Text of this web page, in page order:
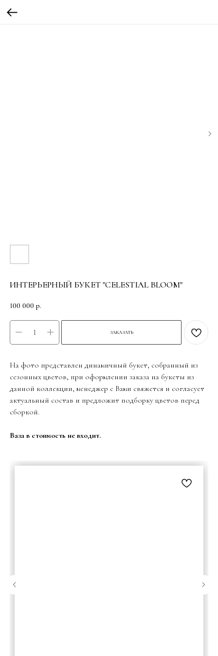
ИНТЕРЬЕРНЫЙ БУКЕТ "CELESTIAL BLOOM"
100 000 р.
ЗАКАЗАТЬ
На фото представлен динамичный букет, собранный из
сезонных цветов, при оформлении заказа на букеты из
данной коллекции, менеджер с Вами свяжется и согласует
актуальный состав и предложит подборку цветов перед
сборкой.
Ваза в стоимость не входит.